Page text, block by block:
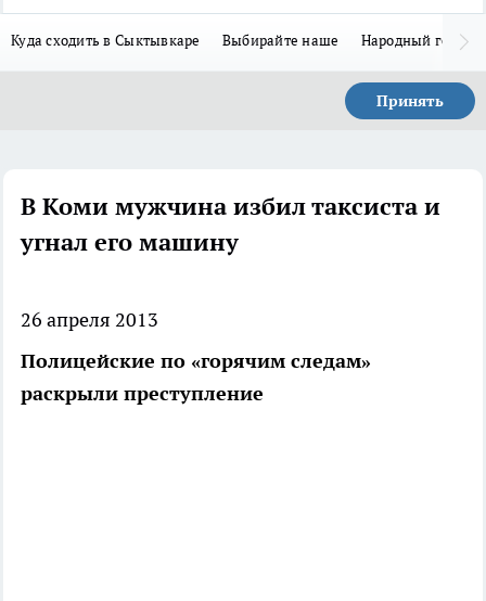
Куда сходить в Сыктывкаре Выбирайте наше Народный герой
Принять
В Коми мужчина избил таксиста и
угнал его машину
26 апреля 2013
Полицейские по «горячим следам»
раскрыли преступление